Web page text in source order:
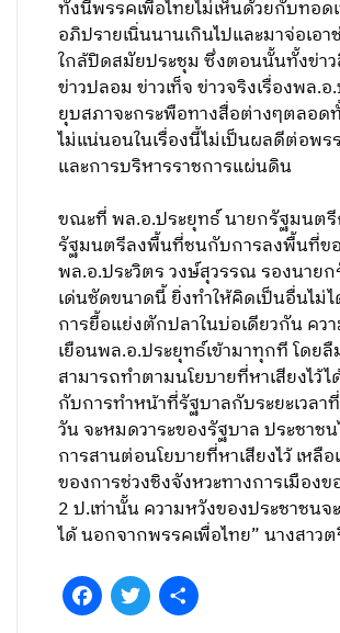
ทั้งนี้พรรคเพื่อไทยไม่เห็นด้วยกับทอด
อภิปรายเนิ่นนานเกินไปและมาจ่อเอา
ใกล้ปิดสมัยประชุม ซึ่งตอนนั้นทั้งข่าว
ข่าวปลอม ข่าวเท็จ ข่าวจริงเรื่องพล.
ยุบสภาจะกระพือทางสื่อต่างๆตลอด
ไม่แน่นอนในเรื่องนี้ไม่เป็นผลดีต่อพร
และการบริหารราชการแผ่นดิน
ขณะที่ พล.อ.ประยุทธ์ นายกรัฐมนต
รัฐมนตรีลงพื้นที่ชนกับการลงพื้นที่ข
พล.อ.ประวิตร วงษ์สุวรรณ รองนาย
เด่นชัดขนาดนี้ ยิ่งทำให้คิดเป็นอื่นไม่ไ
การยื้อแย่งตักปลาในบ่อเดียวกัน คว
เยือนพล.อ.ประยุทธ์เข้ามาทุกที โดยลื
สามารถทำตามนโยบายที่หาเสียงไว้
กับการทำหน้าที่รัฐบาลกับระยะเวลา
วัน จะหมดวาระของรัฐบาล ประชาช
การสานต่อนโยบายที่หาเสียงไว้ เหลื
ของการช่วงชิงจังหวะทางการเมือง
2 ป.เท่านั้น ความหวังของประชาชนจ
ได้ นอกจากพรรคเพื่อไทย” นางสาว
FacebookTwitter